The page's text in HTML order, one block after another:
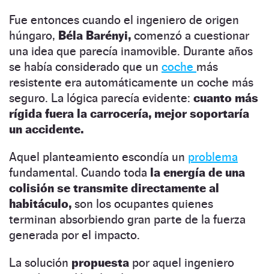
Fue entonces cuando el ingeniero de origen
húngaro, Béla Barényi, comenzó a cuestionar
una idea que parecía inamovible. Durante años
se había considerado que un coche más
resistente era automáticamente un coche más
seguro. La lógica parecía evidente: cuanto más
rígida fuera la carrocería, mejor soportaría
un accidente.
Aquel planteamiento escondía un problema
fundamental. Cuando toda la energía de una
colisión se transmite directamente al
habitáculo, son los ocupantes quienes
terminan absorbiendo gran parte de la fuerza
generada por el impacto.
La solución propuesta por aquel ingeniero